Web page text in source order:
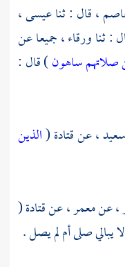
، قال : ثناعيسى ،
: ثناورقاء ،جميعا عن
ساهون) قال :
سعيد ،عنقتادة(الذين
، عنمعمر، عنقتادة(
يبالي صلى أم لم يصل .